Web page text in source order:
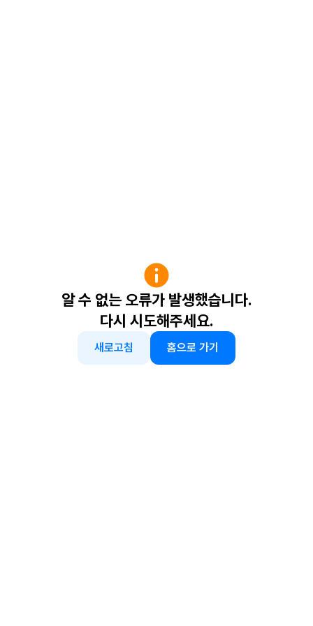
알 수 없는 오류가 발생했습니다.
다시 시도해주세요.
새로고침 홈으로 가기